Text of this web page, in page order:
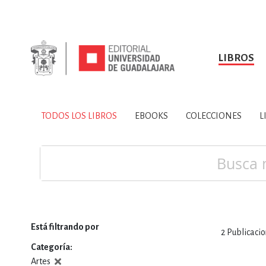
LIBROS
TODOS LOS LIBROS
SOBRE NOSOTROS HISTORIA
CIENCIAS DE LA
TODOS LOS LIBROS EBOOKS COLECCIONES
2
Está filtrando por
Categoría
Artes